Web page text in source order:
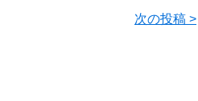
次の投稿 >